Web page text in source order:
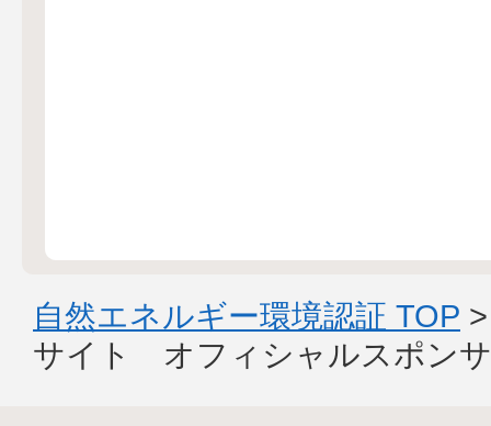
自然エネルギー環境認証 TOP
サイト オフィシャルスポン